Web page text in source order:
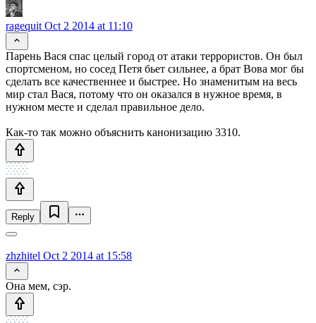
ragequit Oct 2 2014 at 11:10
Парень Вася спас целый город от атаки террористов. Он был
спортсменом, но сосед Петя бьет сильнее, а брат Вова мог бы
сделать все качественнее и быстрее. Но знаменитым на весь
мир стал Вася, потому что он оказался в нужное время, в
нужном месте и сделал правильное дело.
Как-то так можно объяснить канонизацию 3310.
Reply
zhzhitel Oct 2 2014 at 15:58
Она мем, сэр.